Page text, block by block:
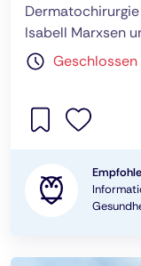
Isabell Marxsen
Geschlossen